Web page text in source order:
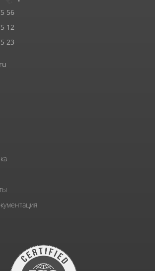
56
12
23